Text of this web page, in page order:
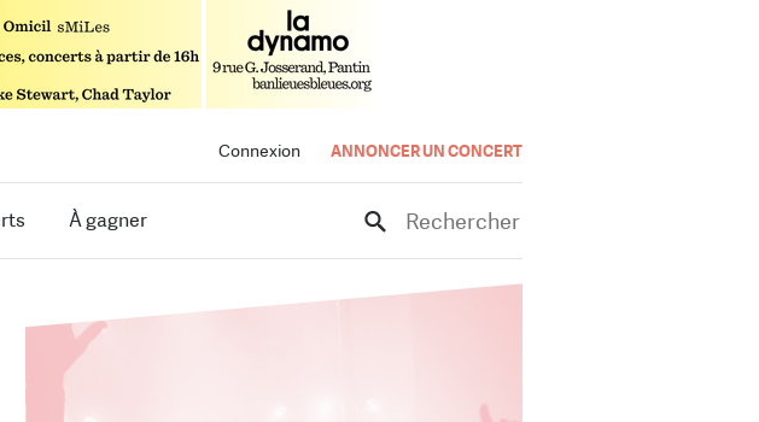
Connexion ANNONCER UN CONCERT
À gagner Rechercher